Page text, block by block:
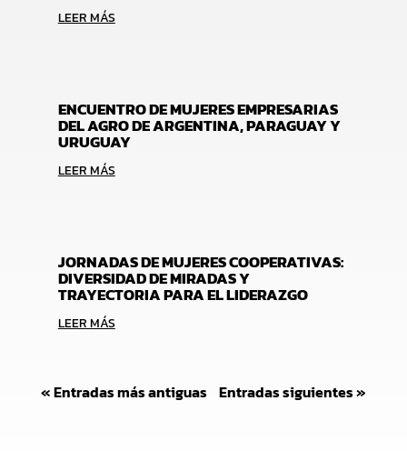
LEER MÁS
ENCUENTRO DE MUJERES EMPRESARIAS
DEL AGRO DE ARGENTINA, PARAGUAY Y
URUGUAY
LEER MÁS
JORNADAS DE MUJERES COOPERATIVAS:
DIVERSIDAD DE MIRADAS Y
TRAYECTORIA PARA EL LIDERAZGO
LEER MÁS
« Entradas más antiguas Entradas siguientes »